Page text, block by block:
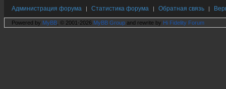
Администрация форума | Статистика форума | Обратная связь |
Powered by MyBB , © 2001-2026 MyBB Group and rewrite by Hi Fidelity Forum